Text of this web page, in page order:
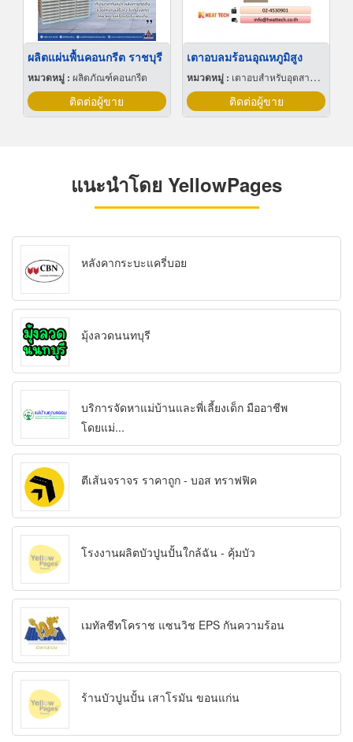
ผลิตแผ่นพื้นคอนกรีต ราชบุรี
หมวดหมู่ : ผลิตภัณฑ์คอนกรีต
ติดต่อผู้ขาย
เตาอบลมร้อนอุณหภูมิสูง
หมวดหมู่ : เตาอบสำหรับอุตสาหกรรม
ติดต่อผู้ขาย
แนะนำโดย YellowPages
หลังคากระบะแครี่บอย
มุ้งลวดนนทบุรี
บริการจัดหาแม่บ้านและพี่เลี้ยงเด็ก มืออาชีพ
โดยแม่...
ตีเส้นจราจร ราคาถูก - บอส ทราฟฟิค
โรงงานผลิตบัวปูนปั้นใกล้ฉัน - คุ้มบัว
เมทัลชีทโคราช แซนวิช EPS กันความร้อน
ร้านบัวปูนปั้น เสาโรมัน ขอนแก่น